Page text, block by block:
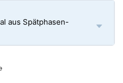
aus Spätphasen-